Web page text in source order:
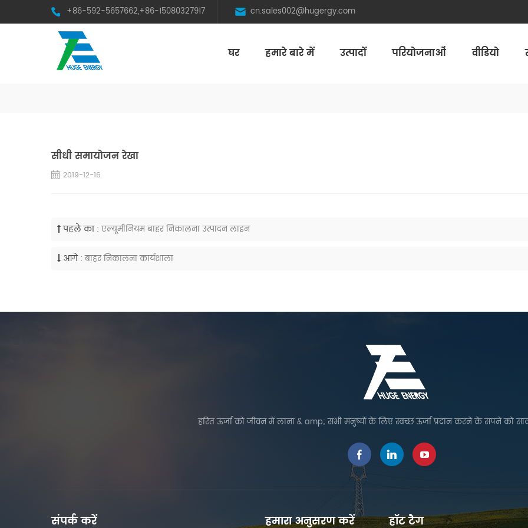
+86-592-5657662,+86-15080327917 cn.sales002@hugergy.com
घर हमारे बारे में उत्पादों परियोजनाओं वीडियो
सीधी समायोजन रेखा
2019-12-16
पहले का : एल्यूमीनियम बाहर निकालना उत्पादन लाइन
आगे : बाहर निकालना कार्यशाला
हरित ऊर्जा को जीवन में लाना & amp; सभी मनुष्यों के लिए स्वच्छ ऊर्जा प्रदान करने के सपने को
संपर्क करें हमारा अनुसरण करें हॉट टैग